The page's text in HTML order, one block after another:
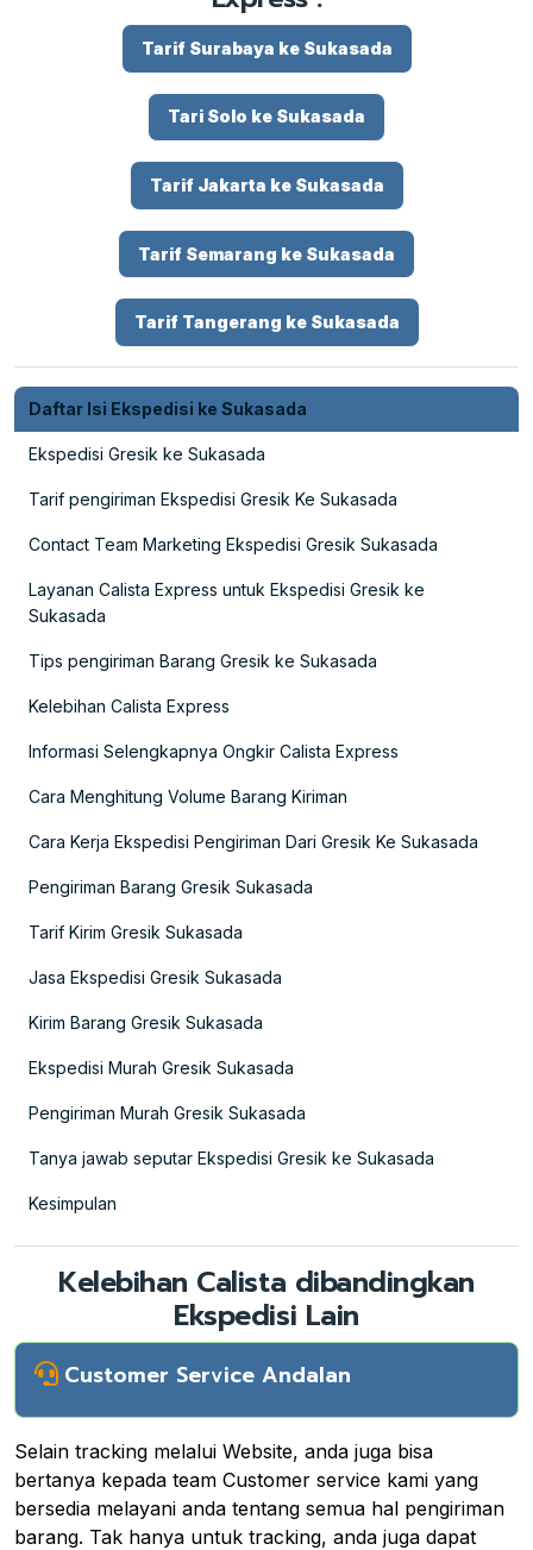
Tarif Surabaya ke Sukasada
Tari Solo ke Sukasada
Tarif Jakarta ke Sukasada
Tarif Semarang ke Sukasada
Tarif Tangerang ke Sukasada
Daftar Isi Ekspedisi ke Sukasada
Ekspedisi Gresik ke Sukasada
Tarif pengiriman Ekspedisi Gresik Ke Sukasada
Contact Team Marketing Ekspedisi Gresik Sukasada
Layanan Calista Express untuk Ekspedisi Gresik ke
Sukasada
Tips pengiriman Barang Gresik ke Sukasada
Kelebihan Calista Express
Informasi Selengkapnya Ongkir Calista Express
Cara Menghitung Volume Barang Kiriman
Cara Kerja Ekspedisi Pengiriman Dari Gresik Ke Sukasada
Pengiriman Barang Gresik Sukasada
Tarif Kirim Gresik Sukasada
Jasa Ekspedisi Gresik Sukasada
Kirim Barang Gresik Sukasada
Ekspedisi Murah Gresik Sukasada
Pengiriman Murah Gresik Sukasada
Tanya jawab seputar Ekspedisi Gresik ke Sukasada
Kesimpulan
Kelebihan Calista dibandingkan
Ekspedisi Lain
Customer Service Andalan
Selain tracking melalui Website, anda juga bisa
bertanya kepada team Customer service kami yang
bersedia melayani anda tentang semua hal pengiriman
barang. Tak hanya untuk tracking, anda juga dapat